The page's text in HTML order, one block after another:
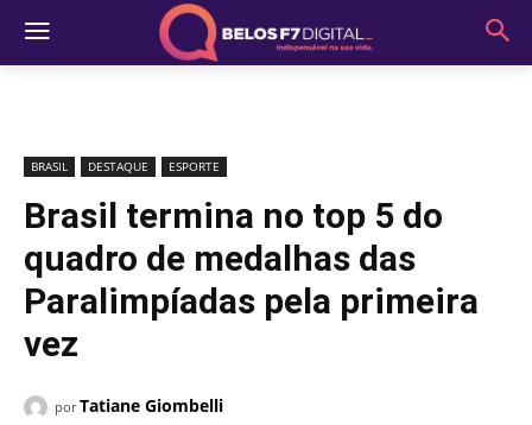
BRASIL DESTAQUE ESPORTE
Brasil termina no top 5 do
quadro de medalhas das
Paralimpíadas pela primeira
vez
por Tatiane Giombelli